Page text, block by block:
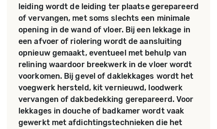
leiding wordt de leiding ter plaatse gerepareerd
of vervangen, met soms slechts een minimale
opening in de wand of vloer. Bij een lekkage in
een afvoer of riolering wordt de aansluiting
opnieuw gemaakt, eventueel met behulp van
relining waardoor breekwerk in de vloer wordt
voorkomen. Bij gevel of daklekkages wordt het
voegwerk hersteld, kit vernieuwd, loodwerk
vervangen of dakbedekking gerepareerd. Voor
lekkages in douche of badkamer wordt vaak
gewerkt met afdichtingstechnieken die het